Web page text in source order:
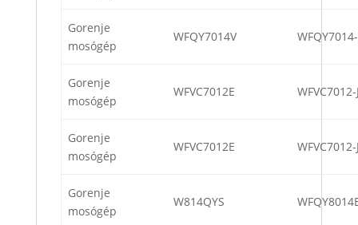
Gorenje
mosógép
WFQY7014V
Gorenje
mosógép
WFVC7012E
Gorenje
mosógép
WFVC7012E
Gorenje
mosógép
W814QYS